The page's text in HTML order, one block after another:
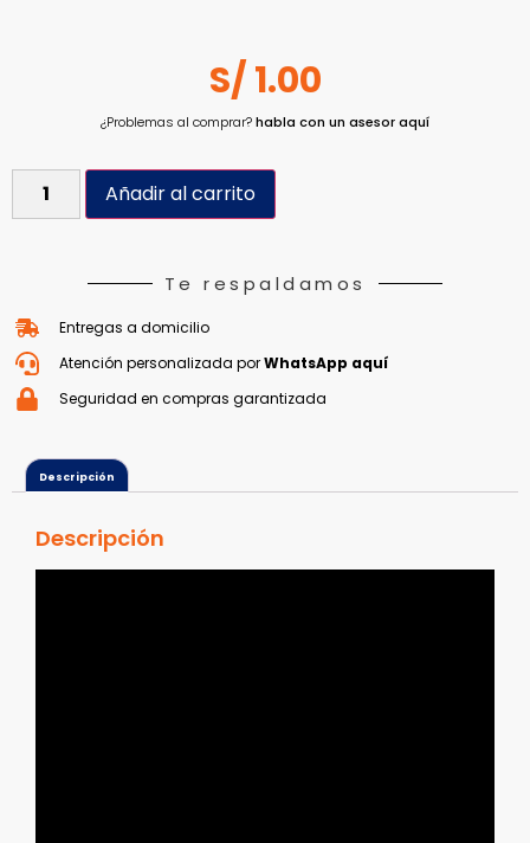
S/1.00
¿Problemas al comprar?habla con un asesor aquí
Añadir al carrito
Te respaldamos
Entregas a domicilio
Atención personalizada porWhatsApp aquí
Seguridad en compras garantizada
Descripción
Descripción